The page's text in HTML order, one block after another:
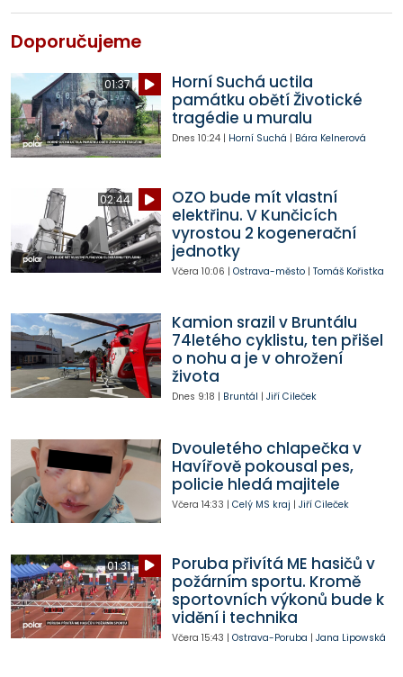
Doporučujeme
01:37
Horní Suchá uctila
památku obětí Životické
tragédie u muralu
Dnes 10:24| Horní Suchá | Bára Kelnerová
02:44
OZO bude mít vlastní
elektřinu. V Kunčicích
vyrostou 2 kogenerační
jednotky
Včera 10:06 | Ostrava-město| Tomáš Kořistka
Kamion srazil v Bruntálu
74letého cyklistu, ten přišel
o nohu a je v ohrožení
života
Dnes 9:18 | Bruntál | Jiří Cileček
Dvouletého chlapečka v
Havířově pokousal pes,
policie hledá majitele
Včera 14:33 | Celý MS kraj | Jiří Cileček
01:31
Poruba přivítá ME hasičů v
požárním sportu. Kromě
sportovních výkonů bude k
vidění i technika
Včera 15:43 | Ostrava-Poruba | Jana Lipowská